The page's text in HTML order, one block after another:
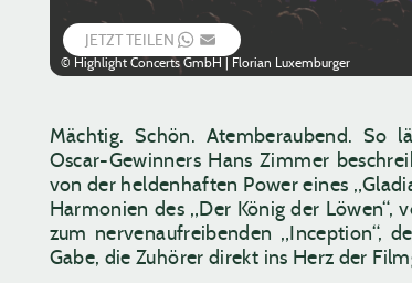
© Highlight Concerts GmbH | Florian Luxemburger
JETZT TEILEN WHATSAPP
EMAIL
Mächtig. Schön. Atemberaubend. So
Oscar-Gewinners Hans Zimmer
von der heldenhaften Power eines
Harmonien des „Der König der Löwen“,
zum nervenaufreibenden „Inception“,
Gabe, die Zuhörer direkt ins Herz der